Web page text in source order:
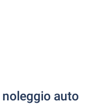
noleggio auto